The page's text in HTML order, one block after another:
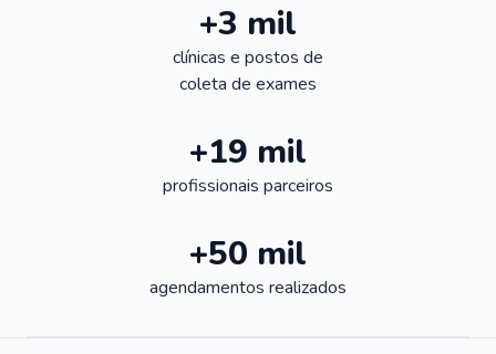
+3 mil
clínicas e postos de
coleta de exames
+19 mil
profissionais parceiros
+50 mil
agendamentos realizados